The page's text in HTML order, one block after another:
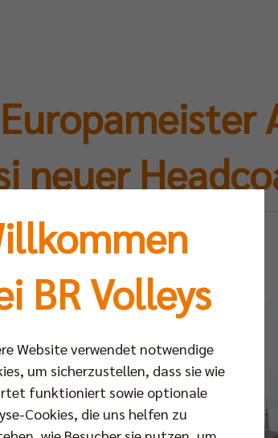
neuer
Di 09.06.2026
BR Volleys
Website verwendet notwendige
um sicherzustellen, dass sie wie
funktioniert sowie optionale
Cookies, die uns helfen zu